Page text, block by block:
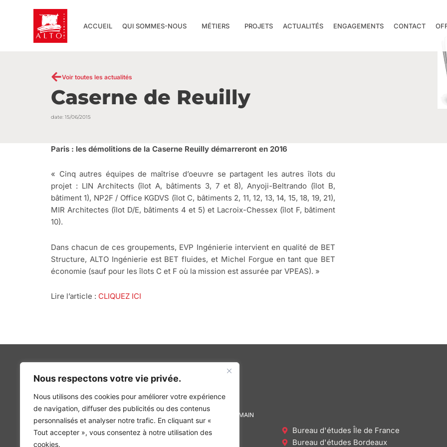
Nous respectons votre vie privée.
Nous utilisons des cookies pour améliorer votre expérience
de navigation, diffuser des publicités ou des contenus
personnalisés et analyser notre trafic. En cliquant sur «
Tout accepter », vous consentez à notre utilisation des
cookies.
ACCUEIL QUI SOMMES-NOUS MÉTIERS PROJETS ACTUALITÉS ENGAGEMENTS CONTACT
Voir toutes les actualités
Caserne de Reuilly
date: 15/06/2015
Paris : les démolitions de la Caserne Reuilly démarreront en 2016
« Cinq autres équipes de maîtrise d’oeuvre se partagent les autres îlots du
projet : LIN Architects (îlot A, bâtiments 3, 7 et 8), Anyoji-Beltrando (îlot B,
bâtiment 1), NP2F / Office KGDVS (îlot C, bâtiments 2, 11, 12, 13, 14, 15, 18, 19, 21),
MIR Architectes (îlot D/E, bâtiments 4 et 5) et Lacroix-Chessex (îlot F, bâtiment
10).
Dans chacun de ces groupements, EVP Ingénierie intervient en qualité de BET
Structure, ALTO Ingénierie est BET fluides, et Michel Forgue en tant que BET
économie (sauf pour les îlots C et F où la mission est assurée par VPEAS). »
Lire l’article : CLIQUEZ ICI
INGÉNIERIE DE L’ÉNERGIE ET DE L’ENVIRONNEMENT
CONCEVONS, ENSEMBLE, L’ENVIRONNEMENT BÂTI DE DEMAIN
Bureau d'études Île de France
Bureau d'études Bordeaux